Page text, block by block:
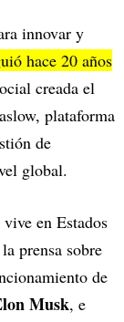
innovar y
hace 20 años
creada el
plataforma
de
global.
en Estados
prensa sobre
de
Musk, e